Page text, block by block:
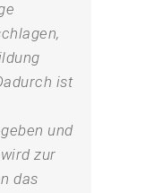
ist
und
zur
das